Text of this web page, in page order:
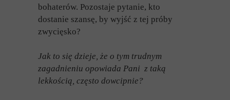
bohaterów. Pozostaje pytanie, kto
dostanie szansę, by wyjść z tej próby
zwycięsko?
Jak to się dzieje, że o tym trudnym
zagadnieniu opowiada Pani z taką
lekkością, często dowcipnie?